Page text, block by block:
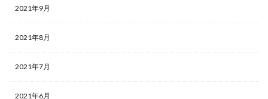
2021年9月
2021年8月
2021年7月
2021年6月